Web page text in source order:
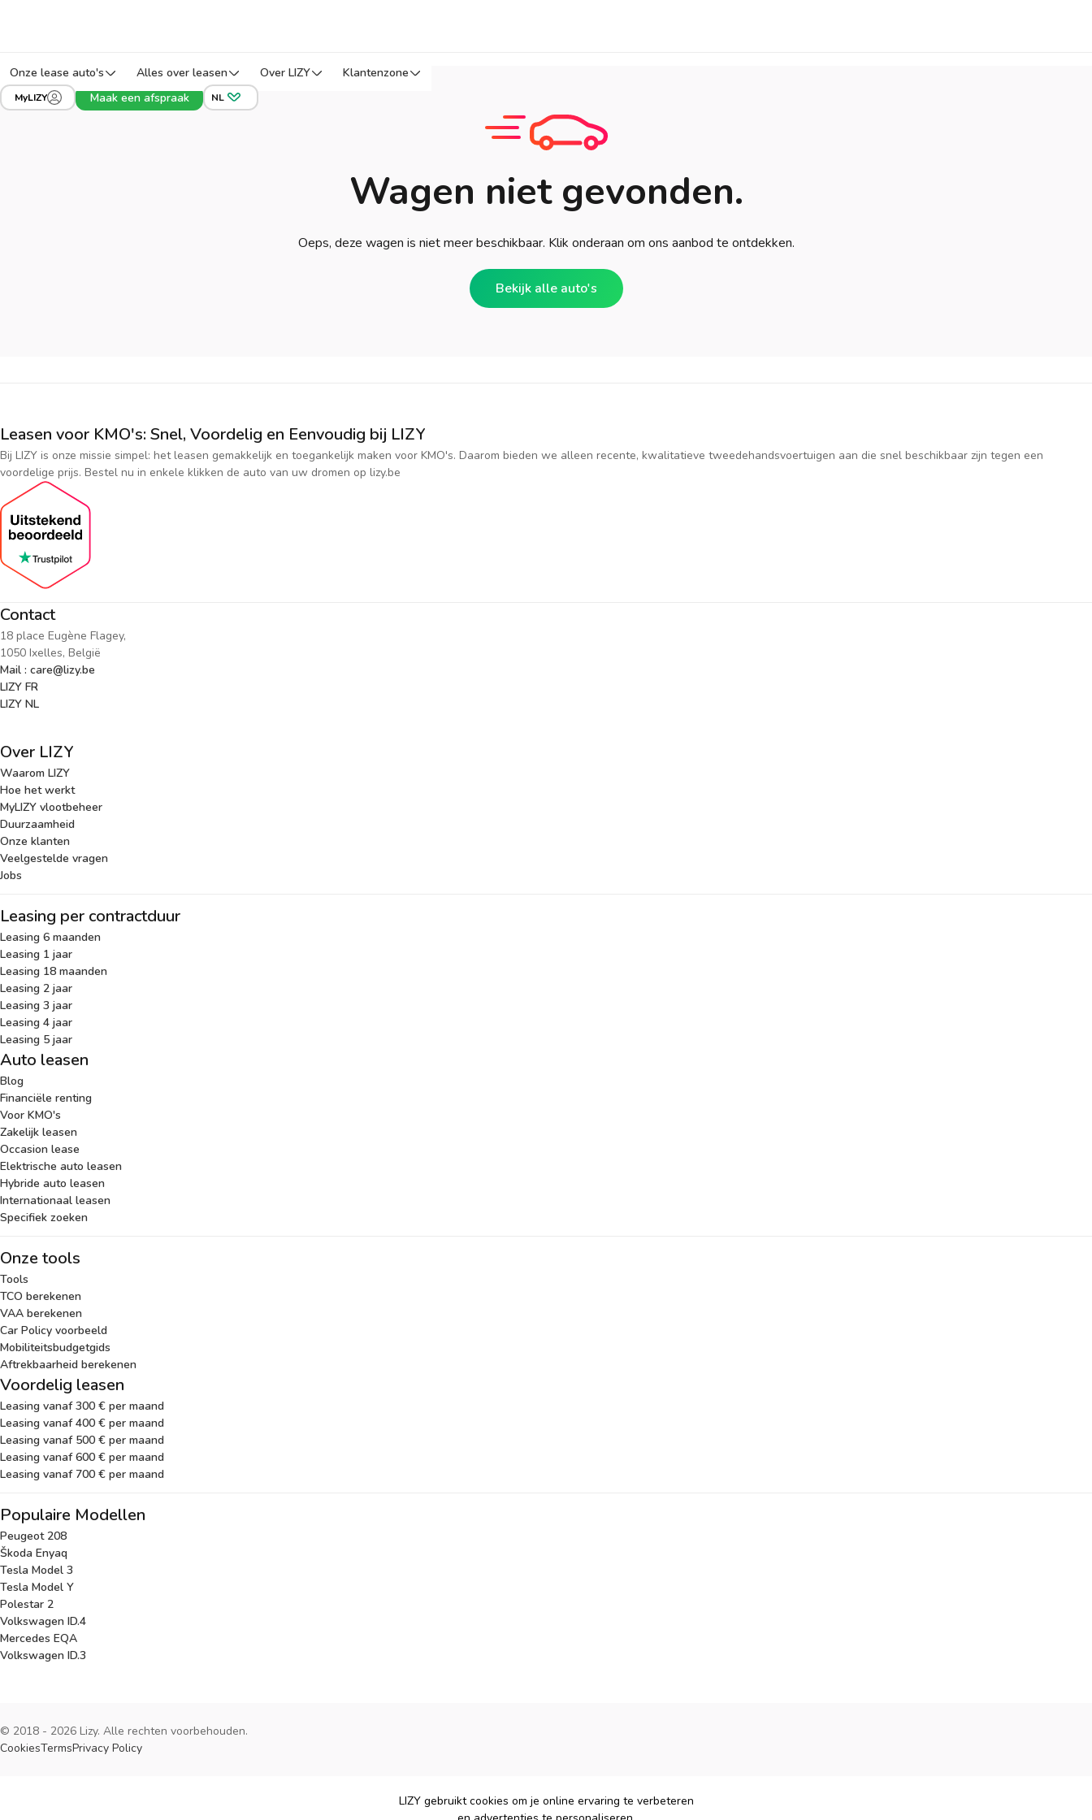
Onze lease auto's Alles over leasen Over LIZY Klantenzone
MyLIZY Maak een afspraak NL
Wagen niet gevonden.
Oeps, deze wagen is niet meer beschikbaar. Klik onderaan om ons aanbod te ontdekken.
Bekijk alle auto's
Leasen voor KMO's: Snel, Voordelig en Eenvoudig bij LIZY
Bij LIZY is onze missie simpel: het leasen gemakkelijk en toegankelijk maken voor KMO's. Daarom bieden we alleen recente, kwalitatieve tweedehandsvoertuigen aan die snel beschikbaar zijn tegen een
voordelige prijs. Bestel nu in enkele klikken de auto van uw dromen op lizy.be
Contact
18 place Eugène Flagey,
1050 Ixelles, België
Mail : care@lizy.be
LIZY FR
LIZY NL
Over LIZY
Waarom LIZY
Hoe het werkt
MyLIZY vlootbeheer
Duurzaamheid
Onze klanten
Veelgestelde vragen
Jobs
Leasing per contractduur
Leasing 6 maanden
Leasing 1 jaar
Leasing 18 maanden
Leasing 2 jaar
Leasing 3 jaar
Leasing 4 jaar
Leasing 5 jaar
Auto leasen
Blog
Financiële renting
Voor KMO's
Zakelijk leasen
Occasion lease
Elektrische auto leasen
Hybride auto leasen
Internationaal leasen
Specifiek zoeken
Onze tools
Tools
TCO berekenen
VAA berekenen
Car Policy voorbeeld
Mobiliteitsbudgetgids
Aftrekbaarheid berekenen
Voordelig leasen
Leasing vanaf 300 € per maand
Leasing vanaf 400 € per maand
Leasing vanaf 500 € per maand
Leasing vanaf 600 € per maand
Leasing vanaf 700 € per maand
Populaire Modellen
Peugeot 208
Škoda Enyaq
Tesla Model 3
Tesla Model Y
Polestar 2
Volkswagen ID.4
Mercedes EQA
Volkswagen ID.3
© 2018 - 2026 Lizy. Alle rechten voorbehouden.
CookiesTermsPrivacy Policy
LIZY gebruikt cookies om je online ervaring te verbeteren